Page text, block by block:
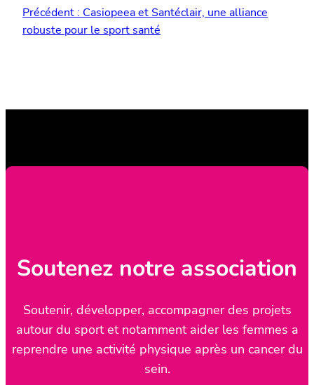
Précédent :Casiopeea et Santéclair, une alliance
robuste pour le sport santé
Soutenez notre association
Soutenir, développer, accompagner des projets
autour du sport et notamment aider les femmes a
reprendre une activité physique après un cancer du
sein.